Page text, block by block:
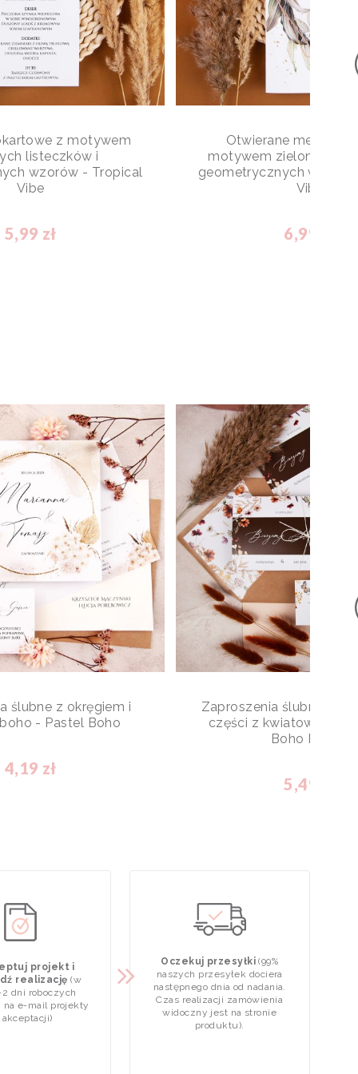
z motywem
listeczków i
wzorów - Tropical
Vibe
5,99 zł
Otwierane menu
motywem zielonych
geometrycznych
Vibe
6,99 zł
ślubne z okręgiem i
- Pastel Boho
4,19 zł
Zaproszenia ślubne
części z kwiatowym
Boho Dream
5,49 zł
projekt i
realizację (w
dni roboczych
na e-mail projekty
akceptacji)
Oczekuj przesyłki(99%
naszych przesyłek dociera
następnego dnia od nadania.
Czas realizacji zamówienia
widoczny jest na stronie
produktu).